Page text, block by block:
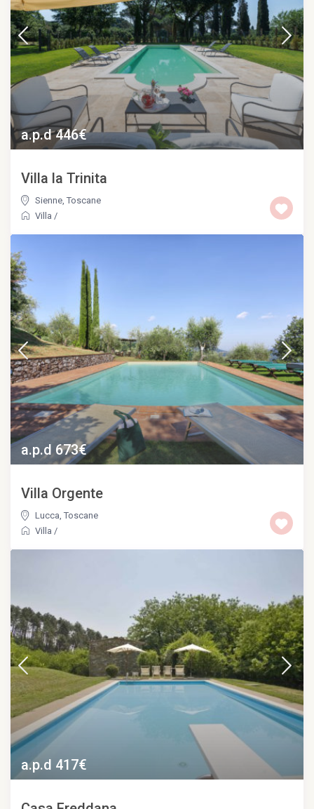
a.p.d 446€
Villa la Trinita
Sienne,Toscane
Villa /
a.p.d 673€
Villa Orgente
Lucca,Toscane
Villa /
a.p.d 417€